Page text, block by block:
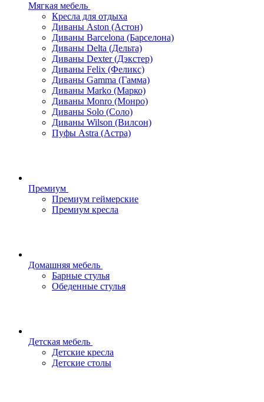
Мягкая мебель
Кресла для отдыха
Диваны Aston (Астон)
Диваны Barcelona (Барселона)
Диваны Delta (Дельта)
Диваны Dexter (Дэкстер)
Диваны Felix (Феликс)
Диваны Gamma (Гамма)
Диваны Marko (Марко)
Диваны Monro (Монро)
Диваны Solo (Соло)
Диваны Wilson (Вилсон)
Пуфы Astra (Астра)
Премиум
Премиум геймерские
Премиум кресла
Домашняя мебель
Барные стулья
Обеденные стулья
Детская мебель
Детские кресла
Детские столы